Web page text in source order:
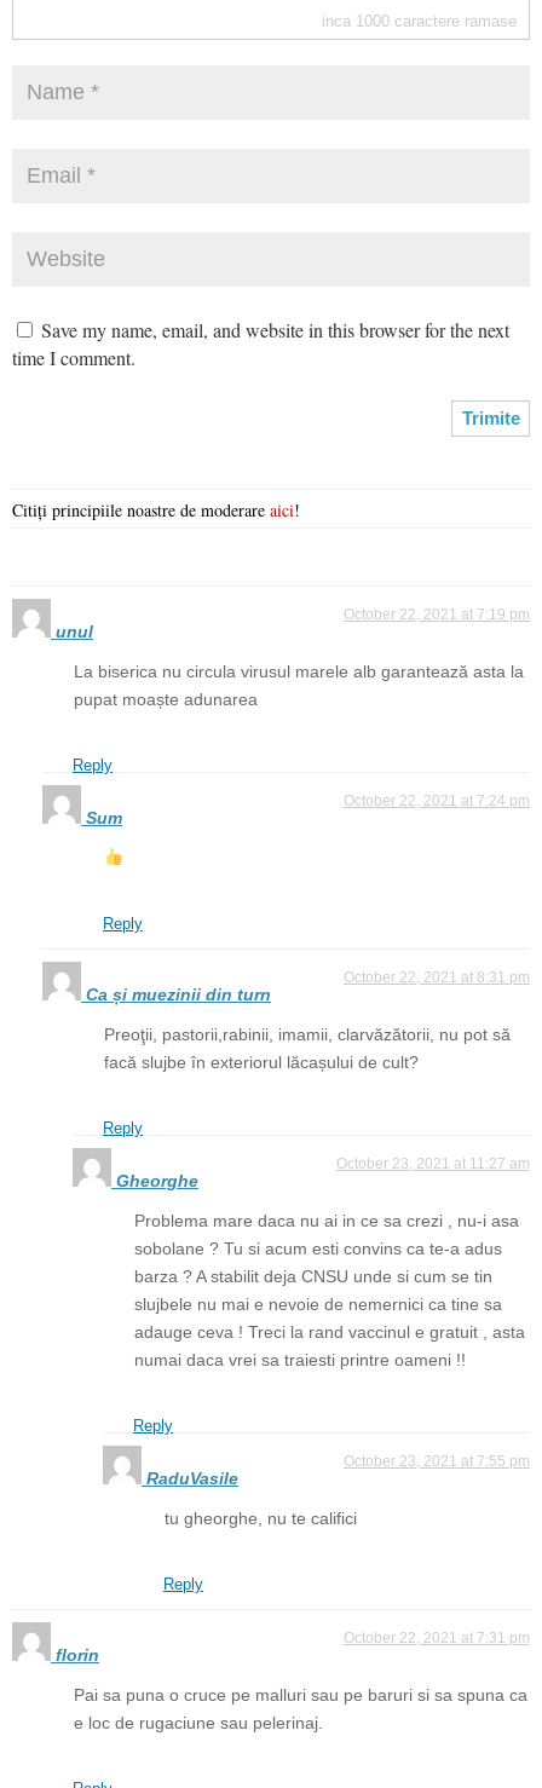
inca 1000 caractere ramase
Save my name, email, and website in this browser for the next
time I comment.
Citiți principiile noastre de moderare aici!
unul
October 22, 2021 at 7:19 pm
La biserica nu circula virusul marele alb garantează asta la
pupat moaște adunarea
Reply
Sum
October 22, 2021 at 7:24 pm
Reply
Ca și muezinii din turn
October 22, 2021 at 8:31 pm
Preoţii, pastorii,rabinii, imamii, clarvăzătorii, nu pot să
facă slujbe în exteriorul lăcașului de cult?
Reply
Gheorghe
October 23, 2021 at 11:27 am
Problema mare daca nu ai in ce sa crezi , nu-i asa
sobolane ? Tu si acum esti convins ca te-a adus
barza ? A stabilit deja CNSU unde si cum se tin
slujbele nu mai e nevoie de nemernici ca tine sa
adauge ceva ! Treci la rand vaccinul e gratuit , asta
numai daca vrei sa traiesti printre oameni !!
Reply
RaduVasile
October 23, 2021 at 7:55 pm
tu gheorghe, nu te califici
Reply
florin
October 22, 2021 at 7:31 pm
Pai sa puna o cruce pe malluri sau pe baruri si sa spuna ca
e loc de rugaciune sau pelerinaj.